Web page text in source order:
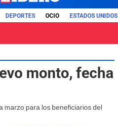
DEPORTES OCIO ESTADOS UNIDOS
monto, fecha
marzo para los beneficiarios del